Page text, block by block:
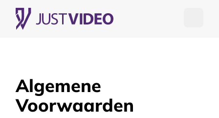
Algemene
Voorwaarden